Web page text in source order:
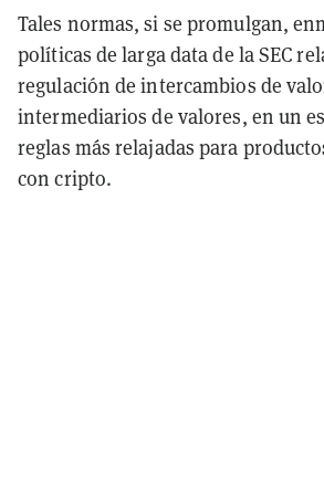
Tales normas, si se promulgan,
políticas de larga data de la SEC
regulación de intercambios de
intermediarios de valores, en un
reglas más relajadas para
con cripto.